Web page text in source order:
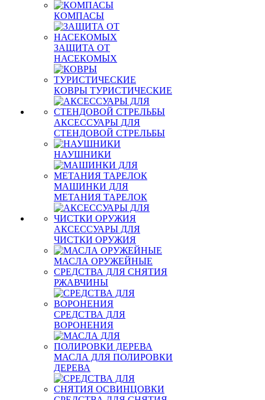
КОМПАСЫ
ЗАЩИТА ОТ
НАСЕКОМЫХ
КОВРЫ ТУРИСТИЧЕСКИЕ
АКСЕССУАРЫ ДЛЯ
СТЕНДОВОЙ СТРЕЛЬБЫ
НАУШНИКИ
МАШИНКИ ДЛЯ
МЕТАНИЯ ТАРЕЛОК
АКСЕССУАРЫ ДЛЯ
ЧИСТКИ ОРУЖИЯ
МАСЛА ОРУЖЕЙНЫЕ
СРЕДСТВА ДЛЯ СНЯТИЯ
РЖАВЧИНЫ
СРЕДСТВА ДЛЯ
ВОРОНЕНИЯ
МАСЛА ДЛЯ ПОЛИРОВКИ
ДЕРЕВА